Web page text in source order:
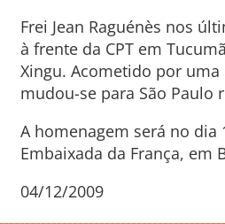
Frei Jean Raguénès nos
à frente da CPT em
Xingu. Acometido por uma
mudou-se para São Paulo
A homenagem será no dia
Embaixada da França, em
04/12/2009